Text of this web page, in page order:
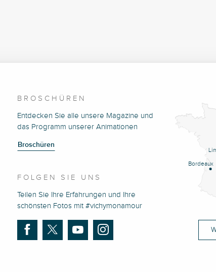
BROSCHÜREN
Entdecken Sie alle unsere Magazine und
das Programm unserer Animationen
Broschüren
FOLGEN SIE UNS
Teilen Sie Ihre Erfahrungen und Ihre
schönsten Fotos mit #vichymonamour
Bordeaux